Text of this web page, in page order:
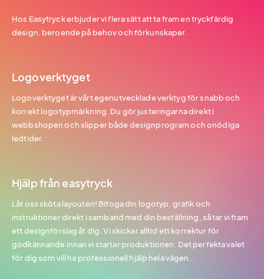
Hos Easytryck erbjuder vi flera sätt att ta fram en tryckfärdig
design, beroende på behov och förkunskaper.
Logoverktyget
Logoverktyget är vårt egenutvecklade verktyg för snabb och
korrekt logotypmärkning. Du gör justeringarna direkt i
webbshopen och slipper både designprogram och onödiga
ledtider.
Hjälp från easytryck
Låt oss sköta layouten! Bifoga din logotyp, grafik och
instruktioner direkt i samband med din beställning, så tar vi fram
ett designförslag åt dig. Vi skickar alltid ett korrektur för
godkännande innan vi startar produktionen. Det perfekta valet
för dig som vill ha professionell hjälp hela vägen.